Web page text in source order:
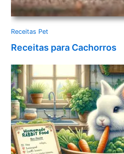
Receitas Pet
Receitas para Cachorros